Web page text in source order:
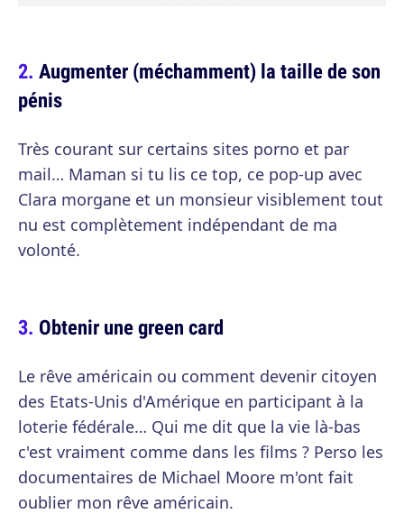
Augmenter (méchamment) la taille de son
pénis
Très courant sur certains sites porno et par
mail… Maman si tu lis ce top, ce pop-up avec
Clara morgane et un monsieur visiblement tout
nu est complètement indépendant de ma
volonté.
Obtenir une green card
Le rêve américain ou comment devenir citoyen
des Etats-Unis d'Amérique en participant à la
loterie fédérale… Qui me dit que la vie là-bas
c'est vraiment comme dans les films ? Perso les
documentaires de Michael Moore m'ont fait
oublier mon rêve américain.